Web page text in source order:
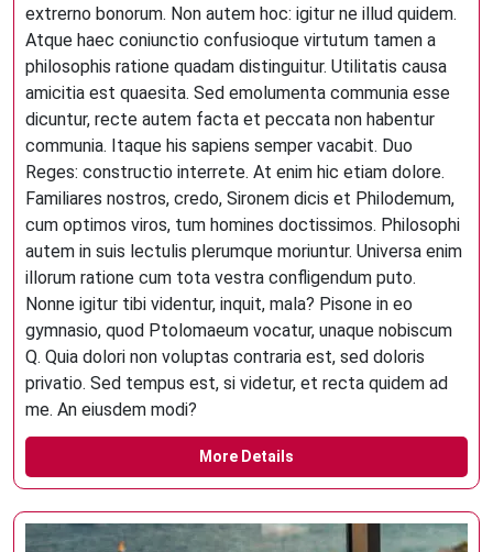
extrerno bonorum. Non autem hoc: igitur ne illud quidem.
Atque haec coniunctio confusioque virtutum tamen a
philosophis ratione quadam distinguitur. Utilitatis causa
amicitia est quaesita. Sed emolumenta communia esse
dicuntur, recte autem facta et peccata non habentur
communia. Itaque his sapiens semper vacabit. Duo
Reges: constructio interrete. At enim hic etiam dolore.
Familiares nostros, credo, Sironem dicis et Philodemum,
cum optimos viros, tum homines doctissimos. Philosophi
autem in suis lectulis plerumque moriuntur. Universa enim
illorum ratione cum tota vestra confligendum puto.
Nonne igitur tibi videntur, inquit, mala? Pisone in eo
gymnasio, quod Ptolomaeum vocatur, unaque nobiscum
Q. Quia dolori non voluptas contraria est, sed doloris
privatio. Sed tempus est, si videtur, et recta quidem ad
me. An eiusdem modi?
More Details